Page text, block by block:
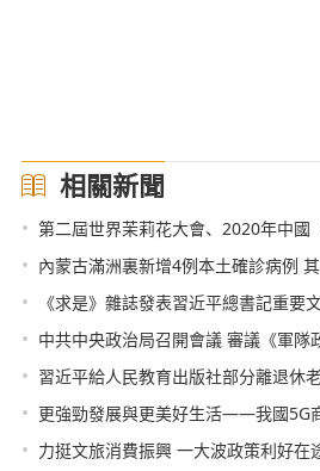
相關新聞
• 第二屆世界茉莉花大會、2020年中國
• 內蒙古滿洲裏新增4例本土確診病例 其
• 《求是》雜誌發表習近平總書記重要文章《建設中國特色中國風格中國氣派
• 中共中央政治局召開會議 審議《軍隊政治工作條例》《中國共産黨統一戰線工作條例》和《
• 習近平給人民教育出版社部分離退休
• 更強勁發展與更美好生活——我國5G
• 力挺文旅消費振興 一大波政策利好在